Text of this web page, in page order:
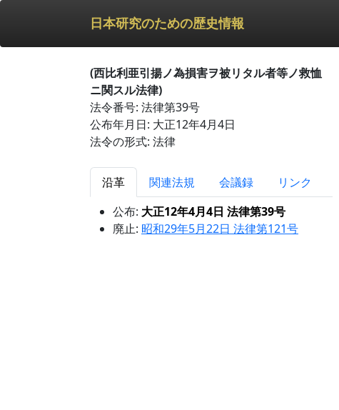
日本研究のための歴史情報
(西比利亜引揚ノ為損害ヲ被リタル者等ノ救恤
ニ関スル法律)
法令番号: 法律第39号
公布年月日: 大正12年4月4日
法令の形式: 法律
沿革 関連法規 会議録
リンク
公布: 大正12年4月4日 法律第39号
廃止: 昭和29年5月22日 法律第121号